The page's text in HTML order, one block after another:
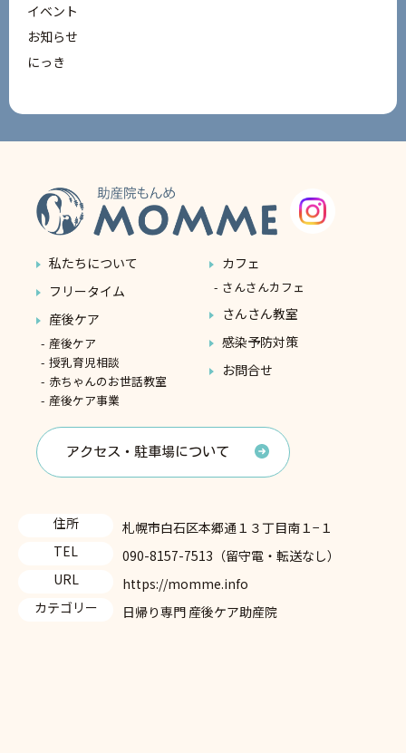
イベント
お知らせ
にっき
私たちについて
フリータイム
産後ケア
産後ケア
授乳育児相談
赤ちゃんのお世話教室
産後ケア事業
カフェ
さんさんカフェ
さんさん教室
感染予防対策
お問合せ
アクセス・駐車場について
住所
札幌市白石区本郷通１３丁目南１−１
TEL
090-8157-7513（留守電・転送なし）
URL
https://momme.info
カテゴリー
日帰り専門 産後ケア助産院